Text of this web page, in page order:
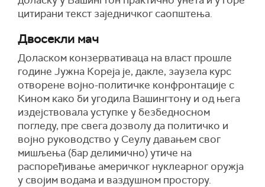
цитирани текст заједничког саопштења.
Двосекли мач
Доласком конзервативаца на власт прошле
године Јужна Кореја је, дакле, заузела курс
отворене војно-политичке конфронтације с
Кином како би угодила Вашингтону и од њега
издејствовала уступке у безбедносном
погледу, пре свега дозволу да политичко и
војно руководство у Сеулу давањем свог
мишљења (бар делимично) утиче на
распоређивање америчког нуклеарног оружја
у својим водама и ваздушном простору.